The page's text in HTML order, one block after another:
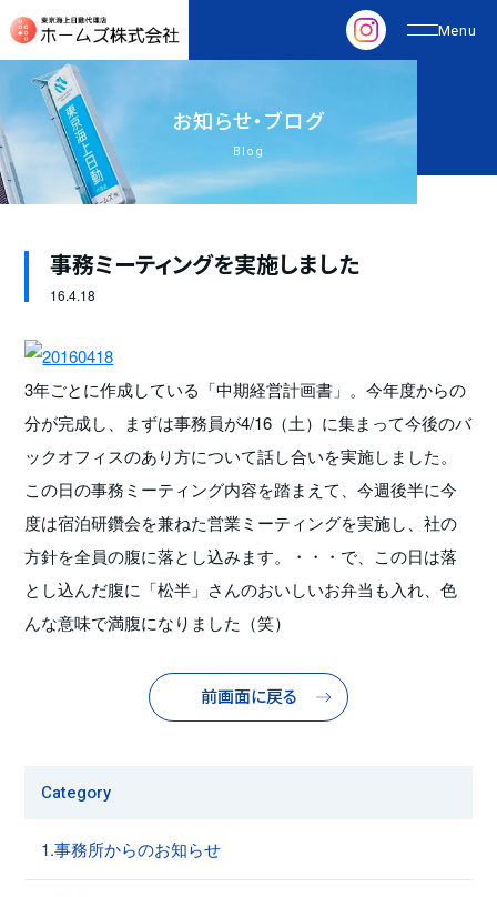
お知らせ・ブログ
Blog
事務ミーティングを実施しました
16.4.18
3年ごとに作成している「中期経営計画書」。今年度からの
分が完成し、まずは事務員が4/16（土）に集まって今後のバ
ックオフィスのあり方について話し合いを実施しました。
この日の事務ミーティング内容を踏まえて、今週後半に今
度は宿泊研鑽会を兼ねた営業ミーティングを実施し、社の
方針を全員の腹に落とし込みます。・・・で、この日は落
とし込んだ腹に「松半」さんのおいしいお弁当も入れ、色
んな意味で満腹になりました（笑）
前画面に戻る
Category
1.事務所からのお知らせ